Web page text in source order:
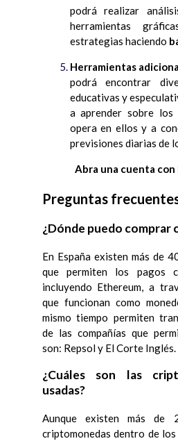
podrá realizar
herramientas
estrategias haciendo
Herramientas
podrá encontrar
educativas y
a aprender sobre los
opera en ellos y a
previsiones diarias de
Abra una cuenta
Preguntas
¿Dónde puedo comprar
En España existen más de
que permiten los pagos
incluyendo Ethereum, a
que funcionan como
mismo tiempo permiten
de las compañías que
son: Repsol y El Corte Inglés.
¿Cuáles son las
usadas?
Aunque existen más de
criptomonedas dentro de